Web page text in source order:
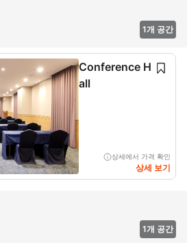
1개 공간
Conference H
all
상세에서 가격 확인
상세 보기
1개 공간